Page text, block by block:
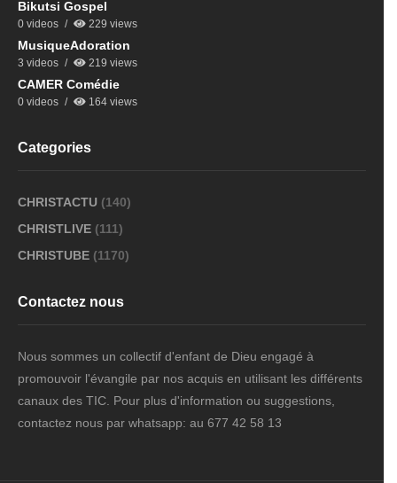
Bikutsi Gospel
0 videos 229 views
MusiqueAdoration
3 videos 219 views
CAMER Comédie
0 videos 164 views
Categories
CHRISTACTU (140)
CHRISTLIVE (111)
CHRISTUBE (1170)
Contactez nous
Nous sommes un collectif d'enfant de Dieu engagé à
promouvoir l'évangile par nos acquis en utilisant les différents
canaux des TIC. Pour plus d'information ou suggestions,
contactez nous par whatsapp: au 677 42 58 13